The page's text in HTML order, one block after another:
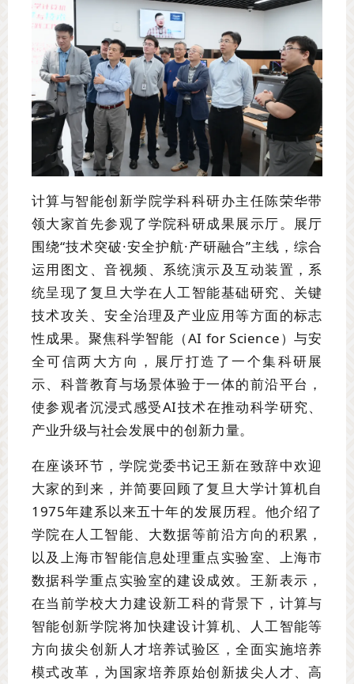
计算与智能创新学院学科科研办主任陈荣华带
领大家首先参观了学院科研成果展示厅。展厅
围绕“技术突破·安全护航·产研融合”主线，综合
运用图文、音视频、系统演示及互动装置，系
统呈现了复旦大学在人工智能基础研究、关键
技术攻关、安全治理及产业应用等方面的标志
性成果。聚焦科学智能（AI for Science）与安
全可信两大方向，展厅打造了一个集科研展
示、科普教育与场景体验于一体的前沿平台，
使参观者沉浸式感受AI技术在推动科学研究、
产业升级与社会发展中的创新力量。
在座谈环节，学院党委书记王新在致辞中欢迎
大家的到来，并简要回顾了复旦大学计算机自
1975年建系以来五十年的发展历程。他介绍了
学院在人工智能、大数据等前沿方向的积累，
以及上海市智能信息处理重点实验室、上海市
数据科学重点实验室的建设成效。王新表示，
在当前学校大力建设新工科的背景下，计算与
智能创新学院将加快建设计算机、人工智能等
方向拔尖创新人才培养试验区，全面实施培养
模式改革，为国家培养原始创新拔尖人才、高